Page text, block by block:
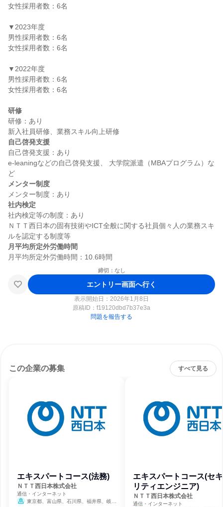
女性採用者数：6名
▼2023年度
男性採用者数：6名
女性採用者数：6名
▼2022年度
男性採用者数：6名
女性採用者数：6名
研修
研修：あり
自己啓発支援
自己啓発支援：あり
e-leaningなどの自己啓発支援、 大学院派遣（MBAプログラム）な
メンター制度
社内検定
社内検定等の制度：あり
ＮＴＴ西日本の固有技術やICT全般に関する社員個々人の業務スキ
月平均所定外労働時間
締切：なし
エントリー画面へ行く
表示開始日：2026年1月8日
原稿ID： f19120dbd7b37e3a
問題を報告する
この企業の募集 すべて見る
エキスパートコース(法務)
ＮＴＴ西日本株式会社
通信・インターネット
東京都、富山県、石川県、福井県、岐阜
エキスパートコース(セ
リティエンジニア)
ＮＴＴ西日本株式会社
通信・インターネット